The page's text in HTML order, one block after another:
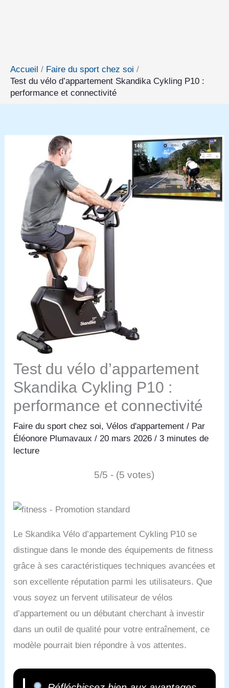
Accueil
Faire du sport chez soi
Test du vélo d’appartement Skandika Cykling P10 :
performance et connectivité
Test du vélo d’appartement
Skandika Cykling P10 :
performance et connectivité
Faire du sport chez soi,Vélos d'appartement / Par
Éléonore Plumavaux/20 mars 2026/3 minutes de
lecture
5/5 - (5 votes)
Le Skandika Vélo d’appartement Cykling P10 se
distingue dans le monde des équipements de fitness
grâce à ses caractéristiques techniques avancées et
son excellente réputation parmi les utilisateurs. Que
vous soyez un fervent utilisateur de vélos
d’appartement ou un débutant cherchant à investir
dans un outil de qualité pour votre entraînement, ce
modèle pourrait bien répondre à vos attentes.